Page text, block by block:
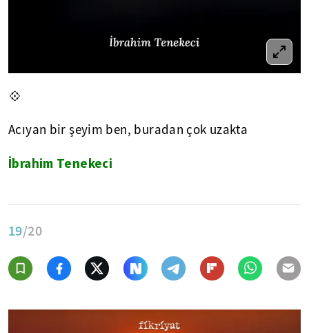
💠
Acıyan bir şeyim ben, buradan çok uzakta
İbrahim Tenekeci
19/20